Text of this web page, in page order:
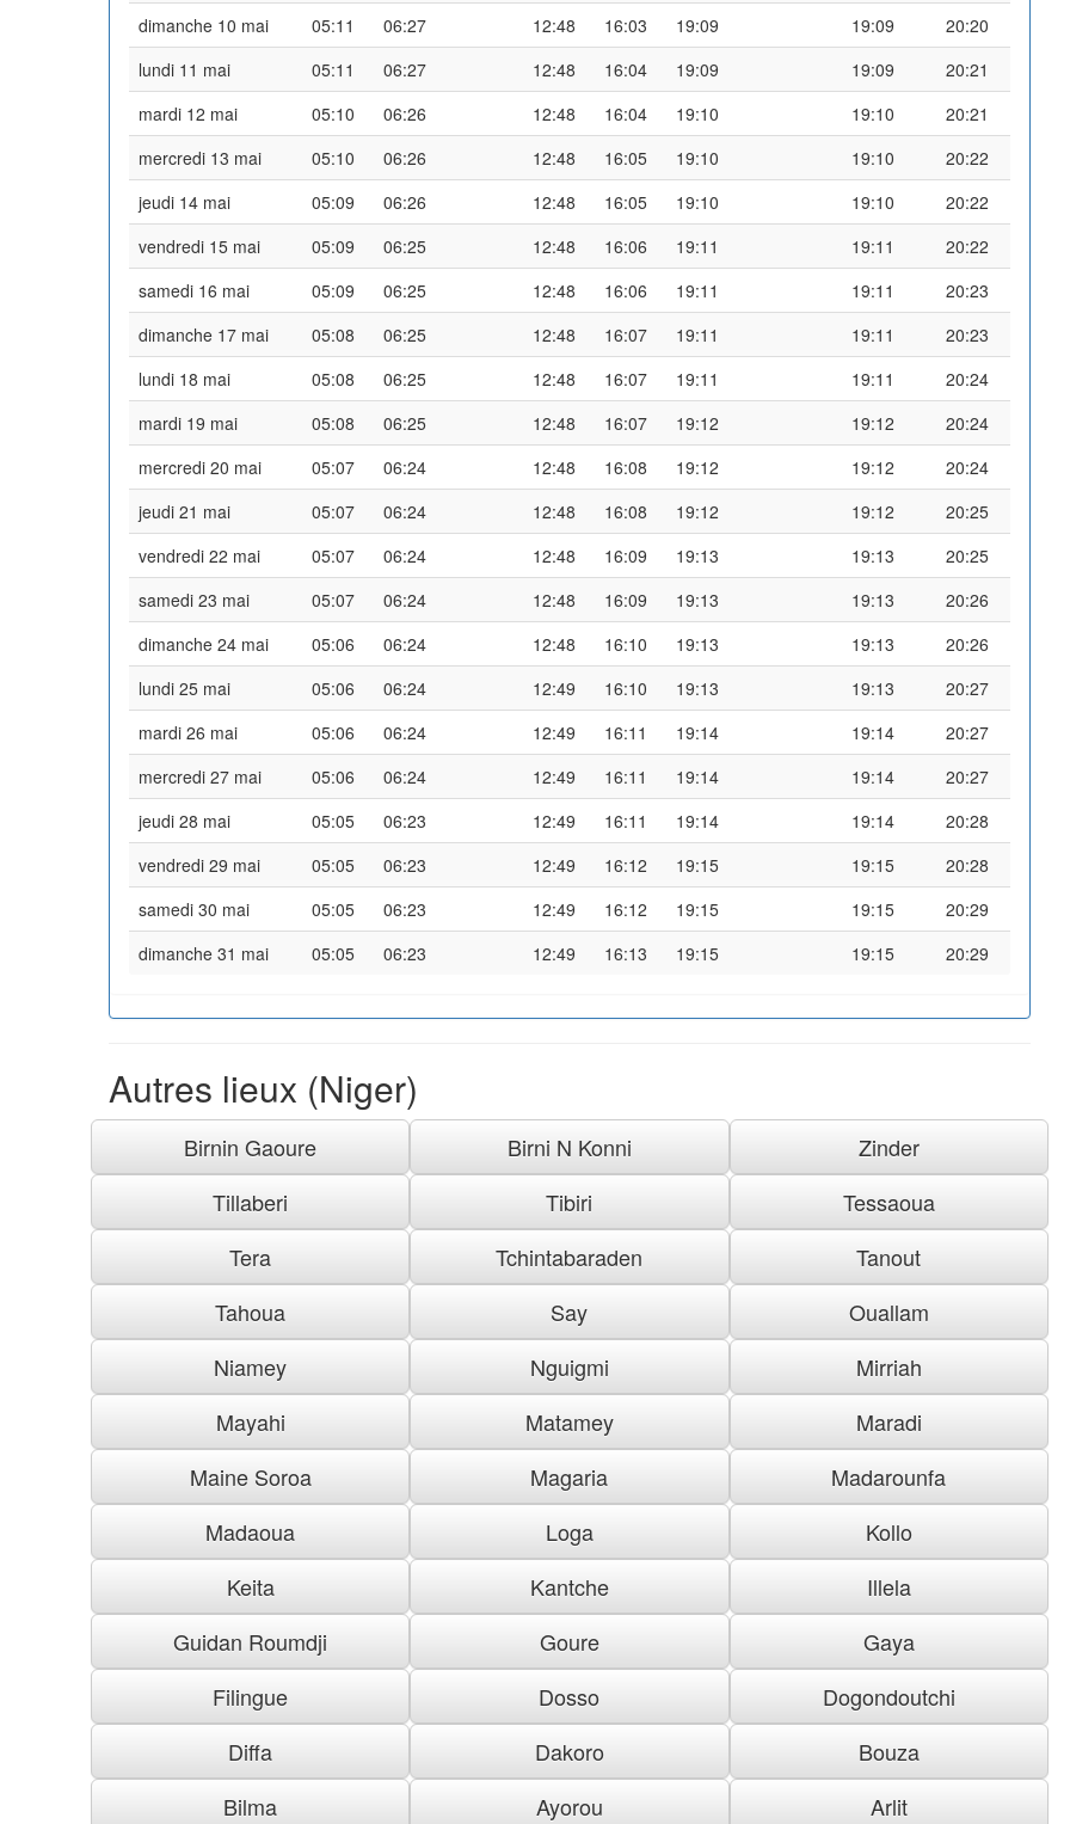
dimanche 10 mai
05:11 06:27 12:48 16:03 19:09 19:09
20:20
lundi 11 mai
05:11 06:27 12:48 16:04 19:09 19:09
20:21
mardi 12 mai
05:10 06:26 12:48 16:04 19:10 19:10
20:21
mercredi 13 mai
05:10 06:26 12:48 16:05 19:10 19:10
20:22
jeudi 14 mai
05:09 06:26 12:48 16:05 19:10 19:10
20:22
vendredi 15 mai
05:09 06:25 12:48 16:06 19:11 19:11
20:22
samedi 16 mai
05:09 06:25 12:48 16:06 19:11 19:11
20:23
dimanche 17 mai
05:08 06:25 12:48 16:07 19:11 19:11
20:23
lundi 18 mai
05:08 06:25 12:48 16:07 19:11 19:11
20:24
mardi 19 mai
05:08 06:25 12:48 16:07 19:12 19:12
20:24
mercredi 20 mai
05:07 06:24 12:48 16:08 19:12 19:12
20:24
jeudi 21 mai
05:07 06:24 12:48 16:08 19:12 19:12
20:25
vendredi 22 mai
05:07 06:24 12:48 16:09 19:13 19:13
20:25
samedi 23 mai
05:07 06:24 12:48 16:09 19:13 19:13
20:26
dimanche 24 mai
05:06 06:24 12:48 16:10 19:13 19:13
20:26
lundi 25 mai
05:06 06:24 12:49 16:10 19:13 19:13
20:27
mardi 26 mai
05:06 06:24 12:49 16:11 19:14 19:14
20:27
mercredi 27 mai
05:06 06:24 12:49 16:11 19:14 19:14
20:27
jeudi 28 mai
05:05 06:23 12:49 16:11 19:14 19:14
20:28
vendredi 29 mai
05:05 06:23 12:49 16:12 19:15 19:15
20:28
samedi 30 mai
05:05 06:23 12:49 16:12 19:15 19:15
20:29
dimanche 31 mai
05:05 06:23 12:49 16:13 19:15 19:15 20:29
Autres lieux (Niger)
Birnin Gaoure Birni N Konni
Zinder
Tillaberi
Tibiri
Tessaoua
Tera
Tchintabaraden
Tanout
Tahoua
Say
Ouallam
Niamey
Nguigmi
Mirriah
Mayahi
Matamey
Maradi
Maine Soroa
Magaria
Madarounfa
Madaoua
Loga
Kollo
Keita
Kantche
Illela
Guidan Roumdji
Goure
Gaya
Filingue
Dosso
Dogondoutchi
Diffa
Dakoro
Bouza
Bilma
Ayorou Arlit